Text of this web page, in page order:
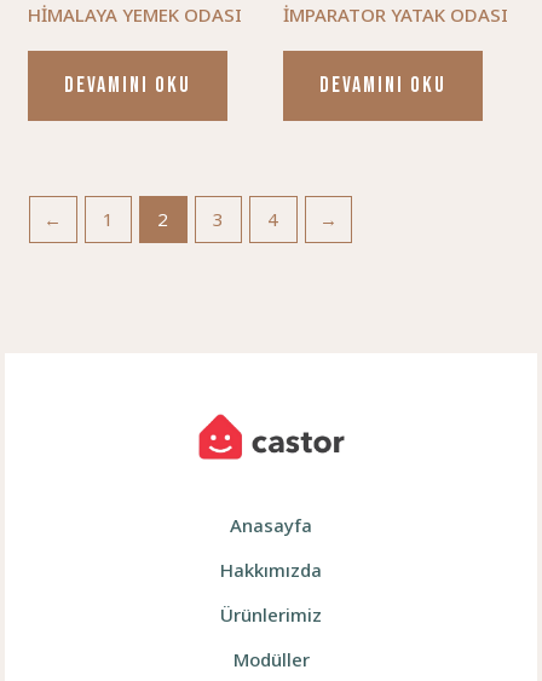
HİMALAYA YEMEK ODASI
DEVAMINI OKU
İMPARATOR YATAK ODASI
DEVAMINI OKU
← 1 2 3 4 →
Anasayfa
Hakkımızda
Ürünlerimiz
Modüller